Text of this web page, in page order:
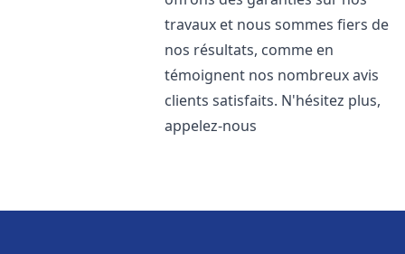
travaux et nous sommes fiers de
nos résultats, comme en
témoignent nos nombreux avis
clients satisfaits. N'hésitez plus,
appelez-nous